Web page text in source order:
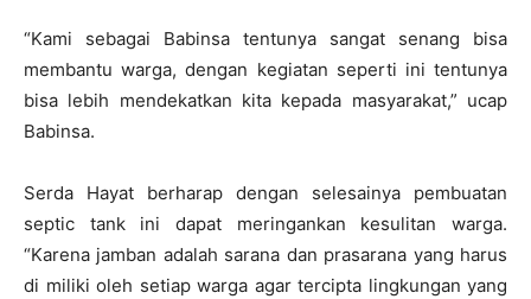
“Kami sebagai Babinsa tentunya sangat senang bisa
membantu warga, dengan kegiatan seperti ini tentunya
bisa lebih mendekatkan kita kepada masyarakat,” ucap
Babinsa.
Serda Hayat berharap dengan selesainya pembuatan
septic tank ini dapat meringankan kesulitan warga.
“Karena jamban adalah sarana dan prasarana yang harus
di miliki oleh setiap warga agar tercipta lingkungan yang